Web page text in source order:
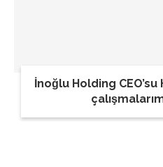
İnoğlu Holding CEO’su